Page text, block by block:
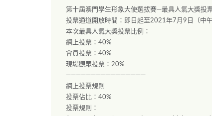
第十屆澳門學生形象大使選拔賽—最具人氣大獎投
投票通道開放時間：即日起至2021年7月9日（中
本次最具人氣大獎投票比例：
網上投票：40%
會員投票：40%
現場觀眾投票：20%
————————————————
網上投票規則
投票佔比：40%
投票規則：